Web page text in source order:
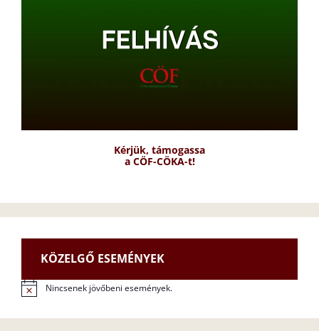
Kérjük, támogassa
a CÖF-CÖKA-t!
KÖZELGŐ ESEMÉNYEK
N
Nincsenek jövőbeni események.